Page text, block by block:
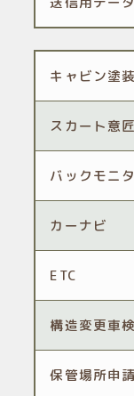
キャビン塗
スカート意匠
バックモニ
カーナビ
ETC
構造変更車
保管場所申